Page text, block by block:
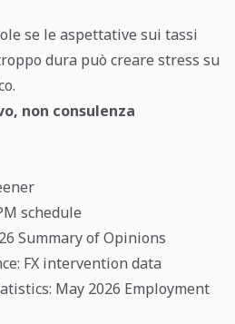
se le aspettative sui tassi
dura può creare stress su
non consulenza
schedule
Summary of Opinions
FX intervention data
May 2026 Employment